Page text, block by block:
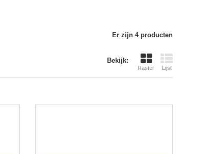
Er zijn 4 producten
Bekijk:
Raster Lijst